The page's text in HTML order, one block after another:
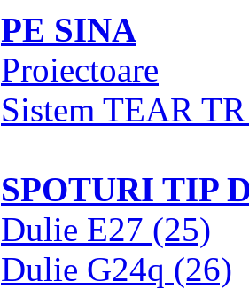
PE SINA
Proiectoare
Sistem TEAR TR
SPOTURI TIP
Dulie E27 (25)
Dulie G24q (26)